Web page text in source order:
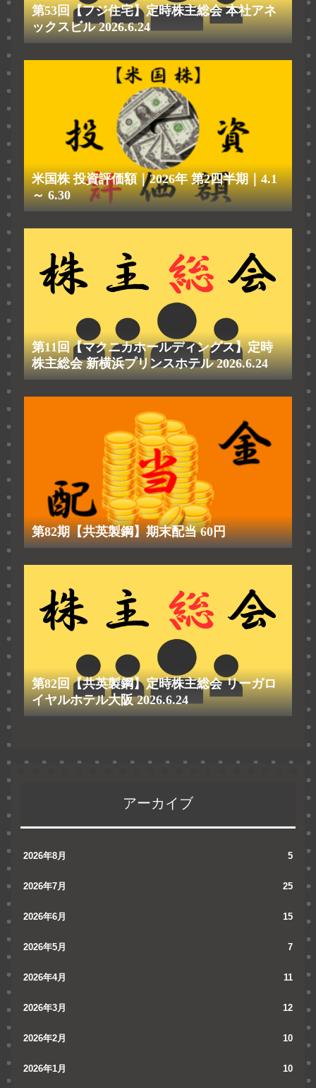
第53回【フジ住宅】定時株主総会 本社アネ
ックスビル 2026.6.24
米国株 投資評価額｜2026年 第2四半期｜4.1
～ 6.30
第11回【マクニカホールディングス】定時
株主総会 新横浜プリンスホテル 2026.6.24
第82期【共英製鋼】期末配当 60円
第82回【共英製鋼】定時株主総会 リーガロ
イヤルホテル大阪 2026.6.24
アーカイブ
2026年8月 5
2026年7月 25
2026年6月 15
2026年5月 7
2026年4月 11
2026年3月 12
2026年2月 10
2026年1月 10